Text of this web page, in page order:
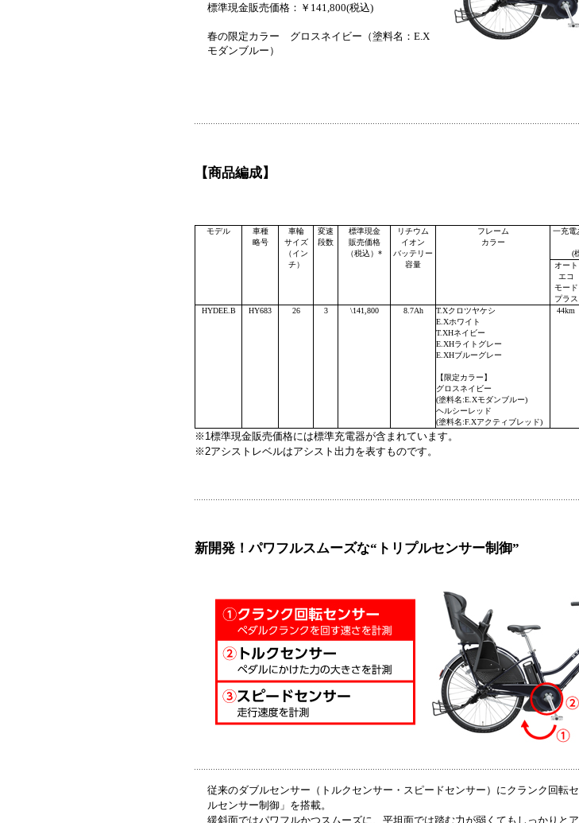
標準現金販売価格：￥141,800(税込)
春の限定カラー グロスネイビー（塗料名：E.X
モダンブルー）
【商品編成】
モデル
車種
略号
車輪
サイズ
（イン
チ）
変速
段数
標準現金
販売価格
（税込）*
リチウム
イオン
バッテリー
容量
フレーム
カラー
一充電
(
オート
エコ
モード
プラス
HYDEE.B HY683 26 3 \141,800 8.7Ah
T.Xクロツヤケシ
E.Xホワイト
T.XHネイビー
E.XHライトグレー
E.XHブルーグレー
【限定カラー】
グロスネイビー
(塗料名:E.Xモダンブルー)
ヘルシーレッド
(塗料名:F.Xアクティブレッド)
44km
※1標準現金販売価格には標準充電器が含まれています。
※2アシストレベルはアシスト出力を表すものです。
新開発！パワフルスムーズな“トリプルセンサー制御”
従来のダブルセンサー（トルクセンサー・スピードセンサー）にクランク回転
ルセンサー制御」を搭載。
緩斜面ではパワフルかつスムーズに、平坦面では踏む力が弱くてもしっかりとア